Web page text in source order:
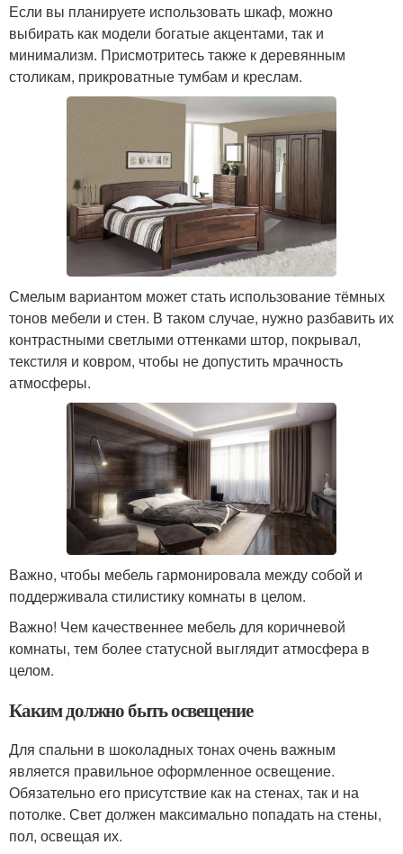
Если вы планируете использовать шкаф, можно
выбирать как модели богатые акцентами, так и
минимализм. Присмотритесь также к деревянным
столикам, прикроватные тумбам и креслам.
Смелым вариантом может стать использование тёмных
тонов мебели и стен. В таком случае, нужно разбавить их
контрастными светлыми оттенками штор, покрывал,
текстиля и ковром, чтобы не допустить мрачность
атмосферы.
Важно, чтобы мебель гармонировала между собой и
поддерживала стилистику комнаты в целом.
Важно! Чем качественнее мебель для коричневой
комнаты, тем более статусной выглядит атмосфера в
целом.
Каким должно быть освещение
Для спальни в шоколадных тонах очень важным
является правильное оформленное освещение.
Обязательно его присутствие как на стенах, так и на
потолке. Свет должен максимально попадать на стены,
пол, освещая их.